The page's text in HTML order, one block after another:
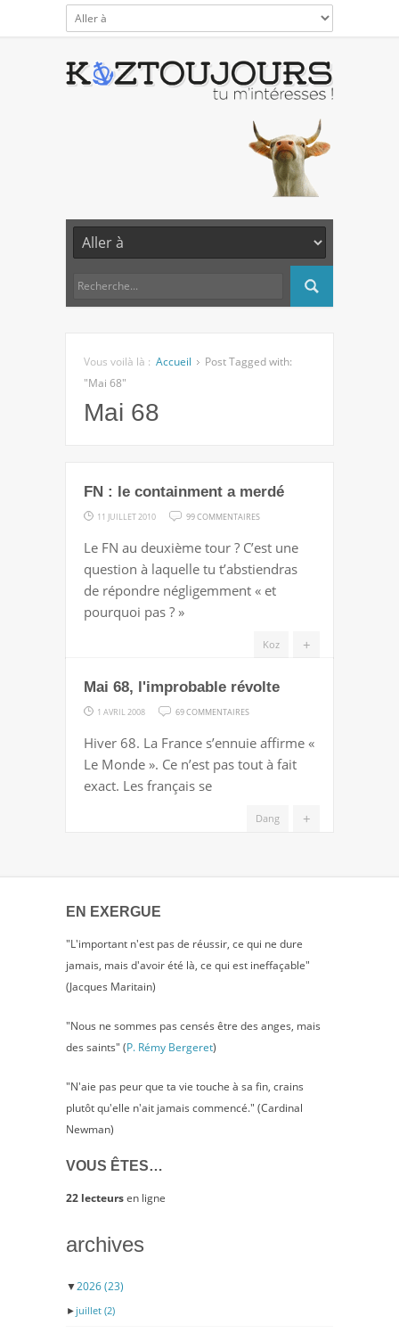
Vous voilà là : Accueil
Post Tagged with:
"Mai 68"
Mai 68
FN : le containment a merdé
11 JUILLET 2010 99 COMMENTAIRES
:
LE
CONTAINMENT
MERDÉ
Le FN au deuxième tour ? C’est une
question à laquelle tu t’abstiendras
de répondre négligemment « et
pourquoi pas ? »
+
Koz
Mai 68, l'improbable révolte
1 AVRIL 2008 69 COMMENTAIRES
68,
L'IMPROBABLE
Hiver 68. La France s’ennuie affirme «
Le Monde ». Ce n’est pas tout à fait
exact. Les français se
+
Dang
EN EXERGUE
"L'important n'est pas de réussir, ce qui ne dure
jamais, mais d'avoir été là, ce qui est ineffaçable"
(Jacques Maritain)
"Nous ne sommes pas censés être des anges, mais
des saints" (P. Rémy Bergeret)
"N'aie pas peur que ta vie touche à sa fin, crains
plutôt qu'elle n'ait jamais commencé." (Cardinal
Newman)
VOUS ÊTES…
22 lecteursen ligne
archives
▼2026(23)
► juillet (2)